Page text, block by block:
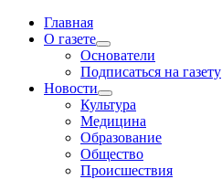
Главная
О газете
Основатели
Подписаться на газету
Новости
Культура
Медицина
Образование
Общество
Происшествия